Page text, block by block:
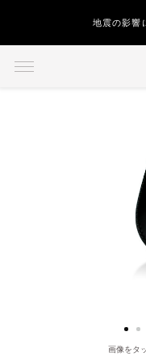
地震の影響
画像をタ